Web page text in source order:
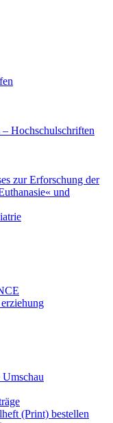
Hochschulschriften
zur Erforschung der
und
Umschau
(Print) bestellen